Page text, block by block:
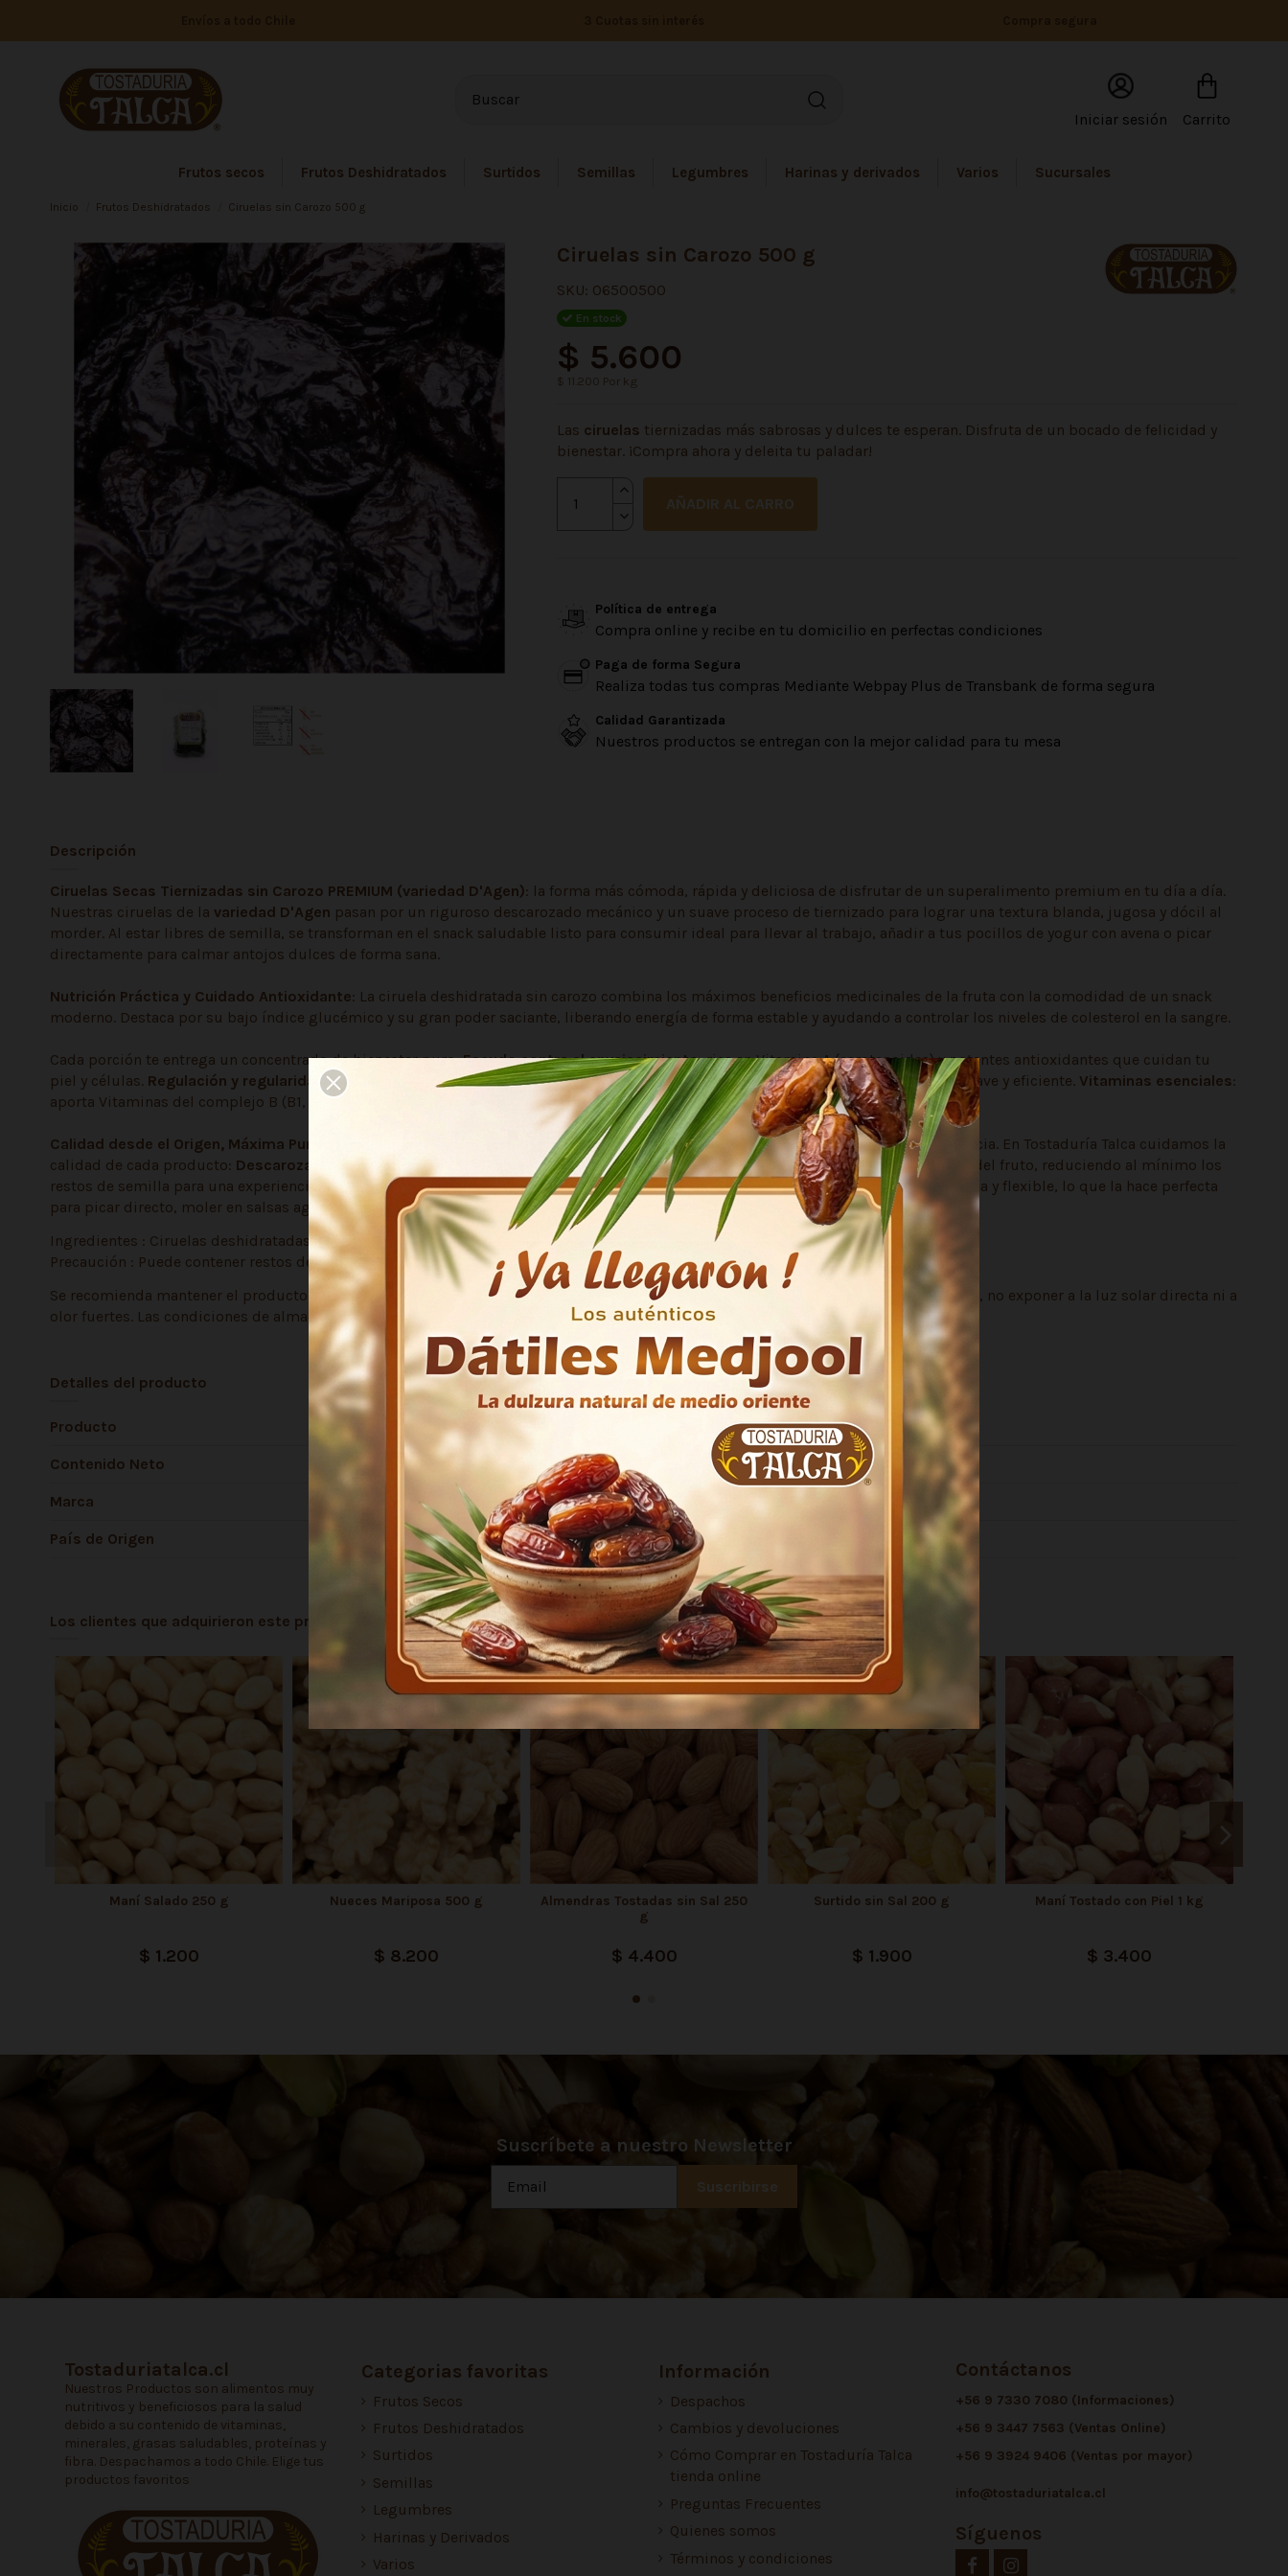
Iniciar sesión Carrito
Frutos secos Frutos Deshidratados Surtidos Semillas Legumbres Harinas y derivados Varios Sucursales
Inicio Frutos Deshidratados Ciruelas sin Carozo 500 g
Ciruelas sin Carozo 500 g
SKU: 06500500
En stock
$ 5.600
$ 11.200 Por kg
Las ciruelas tiernizadas más sabrosas y dulces te esperan. Disfruta de un bocado de felicidad y
bienestar. ¡Compra ahora y deleita tu paladar!
AÑADIR AL CARRO
Política de entrega
Compra online y recibe en tu domicilio en perfectas condiciones
Paga de forma Segura
Realiza todas tus compras Mediante Webpay Plus de Transbank de forma segura
Calidad Garantizada
Nuestros productos se entregan con la mejor calidad para tu mesa
Descripción
Ciruelas Secas Tiernizadas sin Carozo PREMIUM (variedad D'Agen): la forma más cómoda, rápida y deliciosa de disfrutar de un superalimento premium en tu día a día.
Nuestras ciruelas de la variedad D'Agen pasan por un riguroso descarozado mecánico y un suave proceso de tiernizado para lograr una textura blanda, jugosa y dócil al
morder. Al estar libres de semilla, se transforman en el snack saludable listo para consumir ideal para llevar al trabajo, añadir a tus pocillos de yogur con avena o picar
directamente para calmar antojos dulces de forma sana.
Nutrición Práctica y Cuidado Antioxidante: La ciruela deshidratada sin carozo combina los máximos beneficios medicinales de la fruta con la comodidad de un snack
moderno. Destaca por su bajo índice glucémico y su gran poder saciante, liberando energía de forma estable y ayudando a controlar los niveles de colesterol en la sangre.
Cada porción te entrega un concentrado de bienestar puro:Escudo contra el envejecimiento: rica en Vitamina A (carotenoides) y potentes antioxidantes que cuidan tu
piel y células. Regulación y regularidad : su mezcla natural de fibra soluble y sorbitol previene el estreñimiento crónico de manera suave y eficiente. Vitaminas esenciales:
aporta Vitaminas del complejo B (B1, B2 y Niacina) y hierro vegetal para combatir el cansancio.
Calidad desde el Origen, Máxima Pureza y Comodidad
: No todas las frutas deshidratadas del mercado te ofrecen la misma experiencia. En Tostaduría Talca cuidamos la
calidad de cada producto: Descarozado de alta precisión
: el carozo es retirado de manera automatizada protegiendo la carnosidad del fruto, reduciendo al mínimo los
restos de semilla para una experiencia segura al masticar.Textura blanda y versátil: gracias al vaporizado, la pulpa se mantiene tierna y flexible, lo que la hace perfecta
para picar directo, moler en salsas agridulces, rellenar carnes o usar directamente en repostería y mermeladas caseras.
Ingredientes : Ciruelas deshidratadas despepitadas y tiernizadas, sorbato de potasio
Precaución : Puede contener restos de carozo
Se recomienda mantener el producto en su envase original y consumir a la brevedad. Conservar en ambientes limpios, frescos y secos, no exponer a la luz solar directa ni a
olor fuertes. Las condiciones de almacenamiento influyen significativamente en su duración.
Detalles del producto
Producto Ciruelas sin carozo
Contenido Neto
Marca Tostaduría Talca
País de Origen Chile
Los clientes que adquirieron este producto también compraron:
Maní Salado 250 g
$ 1.200
Nueces Mariposa 500 g
$ 8.200
Almendras Tostadas sin Sal 250
g
$ 4.400
Surtido sin Sal 200 g
$ 1.900
Maní Tostado con Piel 1 kg
$ 3.400
Suscríbete a nuestro Newsletter
Tostaduriatalca.cl
Nuestros Productos son alimentos muy
nutritivos y beneficiosos para la salud
debido a su contenido de vitaminas,
minerales, grasas saludables, proteínas y
fibra. Despachamos a todo Chile. Elige tus
productos favoritos
Categorias favoritas
Frutos Secos
Frutos Deshidratados
Surtidos
Semillas
Legumbres
Harinas y Derivados
Varios
Información
Despachos
Cambios y devoluciones
Cómo Comprar en Tostaduría Talca
tienda online
Preguntas Frecuentes
Quienes somos
Términos y condiciones
Contáctanos
+56 9 7330 7080 (Informaciones)
+56 9 3447 7563 (Ventas Online)
+56 9 3924 9406 (Ventas por mayor)
info@tostaduriatalca.cl
Síguenos